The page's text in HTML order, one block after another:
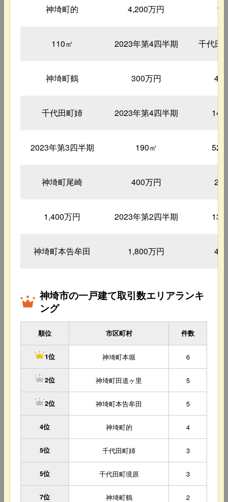
神埼町的 4,200万円 1
110㎡ 2023年第4四半期 千代田
神埼町鶴 300万円 49
千代田町姉 2023年第4四半期 140
2023年第3四半期 190㎡ 520
神埼町尾崎 400万円 29
1,400万円 2023年第2四半期 135
神埼町本告牟田 1,800万円 47
神埼市の一戸建て取引数エリアランキ
ング
順位 市区町村 件数
1位 神埼町本堀 6
2位 神埼町田道ヶ里 5
2位 神埼町本告牟田 5
4位 神埼町的 4
5位 千代田町姉 3
5位 千代田町境原 3
7位 神埼町鶴 2